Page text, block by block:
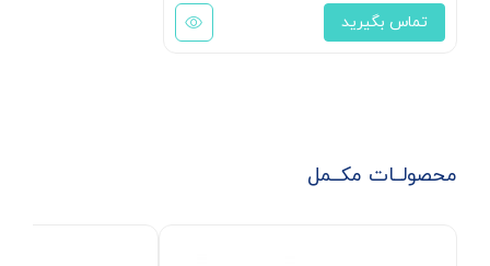
تماس بگیرید
محصولــات مکــمل